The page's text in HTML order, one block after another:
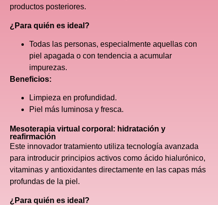
productos posteriores.
¿Para quién es ideal?
Todas las personas, especialmente aquellas con
piel apagada o con tendencia a acumular
impurezas.
Beneficios:
Limpieza en profundidad.
Piel más luminosa y fresca.
Mesoterapia virtual corporal: hidratación y
reafirmación
Este innovador tratamiento utiliza tecnología avanzada
para introducir principios activos como ácido hialurónico,
vitaminas y antioxidantes directamente en las capas más
profundas de la piel.
¿Para quién es ideal?